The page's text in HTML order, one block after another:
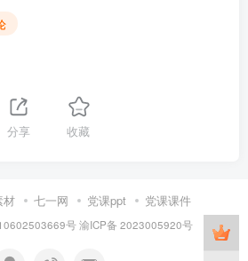
分享 收藏
材 七一网 党课ppt 党课课件
号渝ICP备 2023005920号